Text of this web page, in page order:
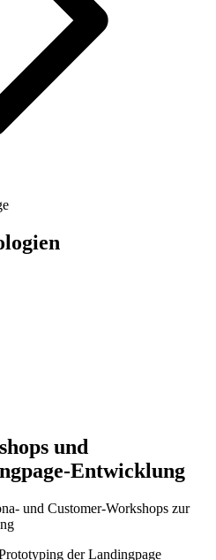
und
Entwicklung
und Customer-Workshops zur
der Landingpage